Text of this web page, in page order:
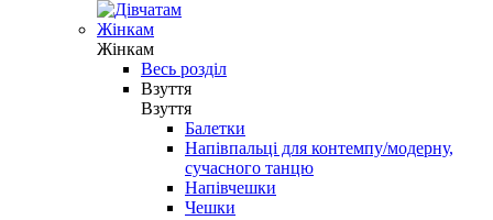
Жінкам
Жінкам
Весь розділ
Взуття
Взуття
Балетки
Напівпальці для контемпу/модерну,
сучасного танцю
Напівчешки
Чешки